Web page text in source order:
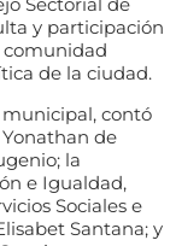
y participación
de la ciudad.
municipal, contó
de
la
e Igualdad,
Sociales e
Santana; y